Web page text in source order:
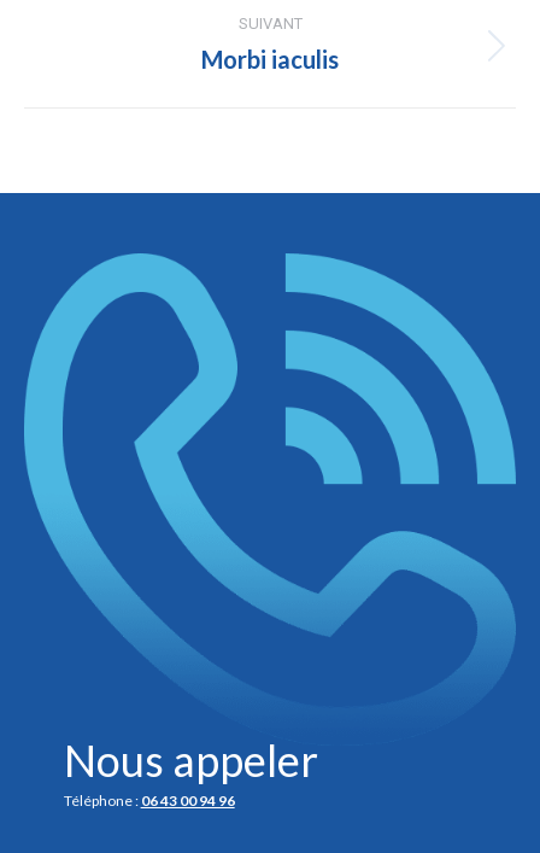
commentaireSUIVANT
Projets
Morbi iaculis
Nous appeler
Téléphone : 06 43 00 94 96